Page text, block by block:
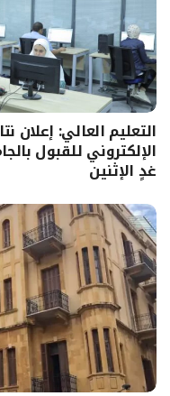
التعليم العالي: إعلان
الإلكتروني للقبول
غدٍ الإثنين